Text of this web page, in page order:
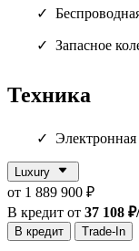
Запасное
Техника
Luxury
от 1 889 900 ₽
В кредит от 37 108
В кредит Trade-In